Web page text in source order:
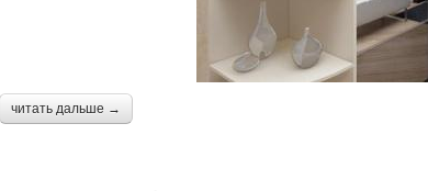
читать дальше →